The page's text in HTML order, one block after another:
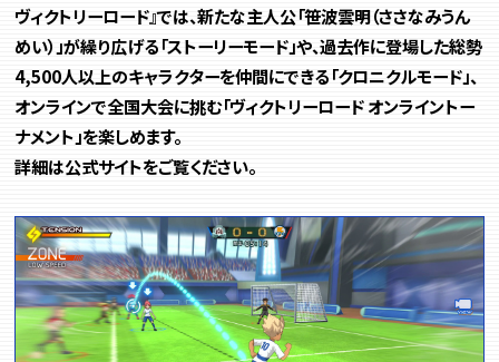
ヴィクトリーロード』では、新たな主人公「笹波雲明（ささなみうん
めい）」が繰り広げる「ストーリーモード」や、過去作に登場した総勢
4,500人以上のキャラクターを仲間にできる「クロニクルモード」、
オンラインで全国大会に挑む「ヴィクトリーロード オンライントー
ナメント」を楽しめます。
詳細は公式サイトをご覧ください。